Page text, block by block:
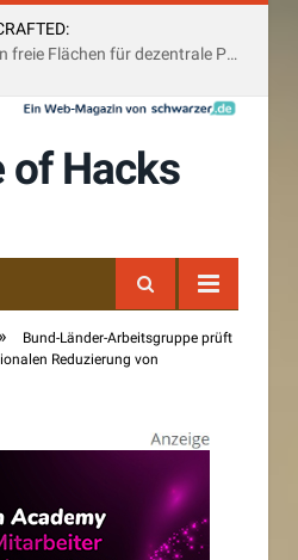
Projektentwickler suchen freie Flächen für dezentrale Photovoltaik-Anlagen und multifunktional
of Hacks
»
Bund-Länder-Arbeitsgruppe prüft
Reduzierung von